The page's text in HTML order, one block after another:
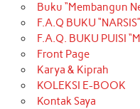
b
o
o
k
a
g
r
a
m
o
k
e
r
Buku “Membangun
F.A.Q BUKU “NARSIS”
F.A.Q. BUKU PUISI
Front Page
Karya & Kiprah
KOLEKSI E-BOOK
Kontak Saya